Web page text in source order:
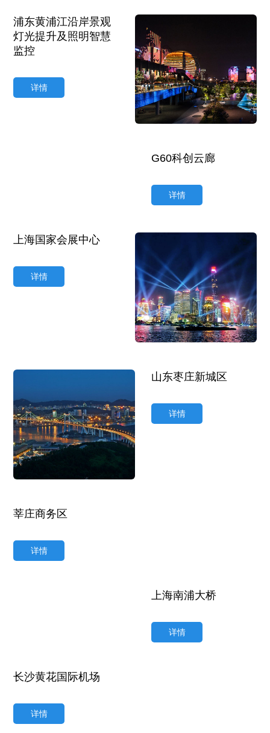
浦东黄浦江沿岸景观
灯光提升及照明智慧
监控
详情
G60科创云廊
详情
上海国家会展中心
详情
山东枣庄新城区
详情
莘庄商务区
详情
上海南浦大桥
详情
长沙黄花国际机场
详情